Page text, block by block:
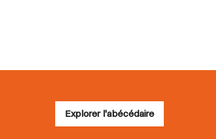
Explorer l'abécédaire